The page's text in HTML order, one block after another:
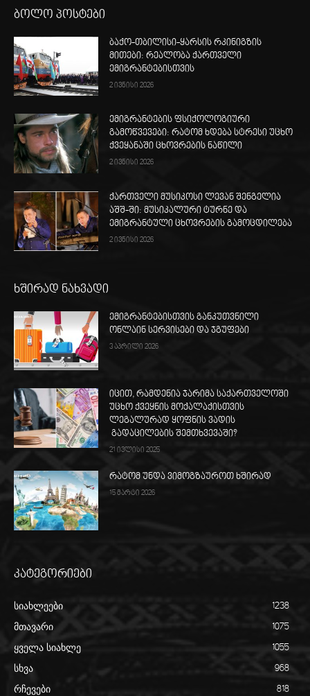
ბოლო პოსტები
ბაქო-თბილისი-ყარსის რკინიგზის
მითები: რეალობა ქართველი
ემიგრანტებისთვის
2 ივნისი 2026
ემიგრანტების ფსიქოლოგიური
გამოწვევები: რატომ ხდება სტრესი უცხო
ქვეყანაში ცხოვრების ნაწილი
2 ივნისი 2026
ქართველი მუსიკოსი ლევან შენგელია
აშშ-ში: მუსიკალური ტურნე და
ემიგრანტული ცხოვრების გამოცდილება
2 ივნისი 2026
ხშირად ნახვადი
ემიგრანტებისთვის განკუთვნილი
ონლაინ სერვისები და ჯგუფები
3 აპრილი 2026
იცით, რამდენია ჯარიმა საქართველოში
უცხო ქვეყნის მოქალაქისთვის
ლეგალურად ყოფნის ვადის
გადაცილების შემთხვევაში?
21 ივლისი 2025
რატომ უნდა ვიმოგზაუროთ ხშირად
15 მარტი 2026
კატეგორიები
სიახლეები 1238
მთავარი 1075
ყველა სიახლე 1055
სხვა 968
რჩევები 818